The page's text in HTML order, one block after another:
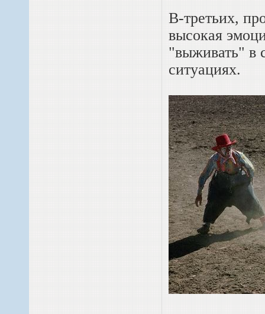
В-третьих,
высокая
"выживать" в
ситуациях.